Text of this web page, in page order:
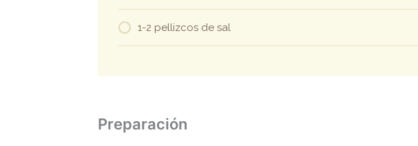
1-2 pellizcos de sal
Preparación